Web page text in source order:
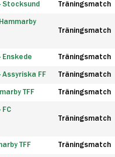
Stocksund Träningsmatch
Träningsmatch
Enskede Träningsmatch
Assyriska FF Träningsmatch
TFF Träningsmatch
FC
Träningsmatch
TFF Träningsmatch